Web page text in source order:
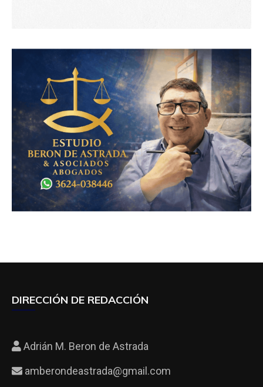
DIRECCIÓN DE REDACCIÓN
Adrián M. Beron de Astrada
amberondeastrada@gmail.com